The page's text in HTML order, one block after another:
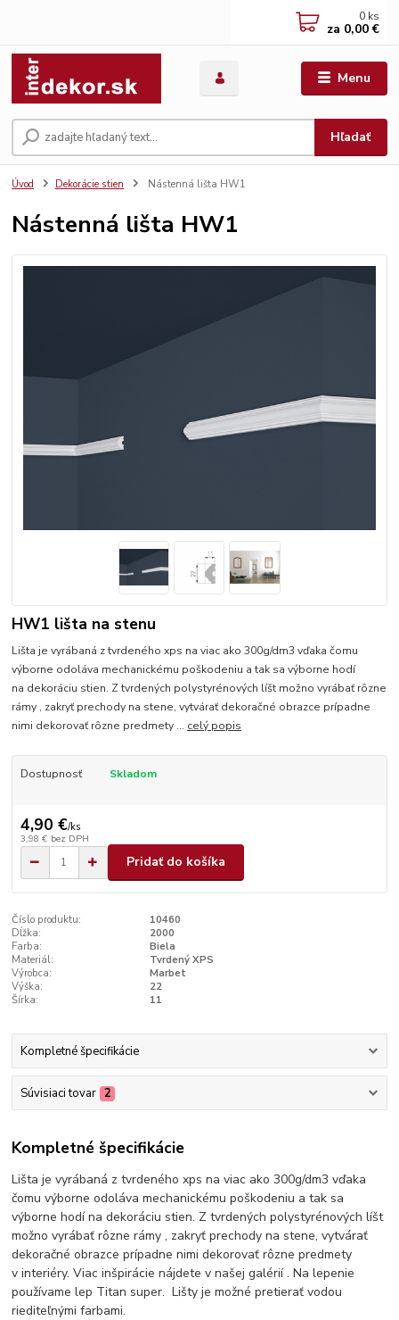
Menu
Hľadať
0 ks
za 0,00 €
Úvod Dekorácie stien Nástenná lišta HW1
Nástenná lišta HW1
HW1 lišta na stenu
Lišta je vyrábaná z tvrdeného xps na viac ako 300g/dm3 vďaka čomu
výborne odoláva mechanickému poškodeniu a tak sa výborne hodí
na dekoráciu stien. Z tvrdených polystyrénových líšt možno vyrábať rôzne
rámy , zakryť prechody na stene, vytvárať dekoračné obrazce prípadne
nimi dekorovať rôzne predmety ... celý popis
Dostupnosť Skladom
4,90 €/ks
3,98 € bez DPH
Pridať do košíka
Číslo produktu:
10460
Dĺžka:
2000
Farba:
Biela
Materiál:
Tvrdený XPS
Výrobca:
Marbet
Výška:
22
Šírka:
11
Kompletné špecifikácie
Súvisiaci tovar 2
Kompletné špecifikácie
Lišta je vyrábaná z tvrdeného xps na viac ako 300g/dm3 vďaka
čomu výborne odoláva mechanickému poškodeniu a tak sa
výborne hodí na dekoráciu stien. Z tvrdených polystyrénových líšt
možno vyrábať rôzne rámy , zakryť prechody na stene, vytvárať
dekoračné obrazce prípadne nimi dekorovať rôzne predmety
v interiéry. Viac inšpirácie nájdete v našej galérií . Na lepenie
používame lep Titan super. Lišty je možné pretierať vodou
riediteľnými farbami.